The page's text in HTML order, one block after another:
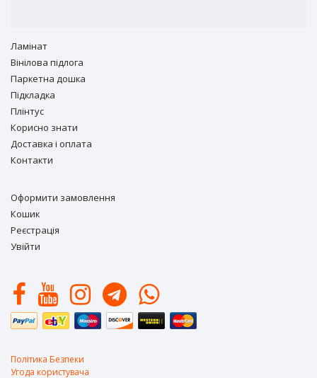
Ламiнат
Вiнiлова підлога
Паркетна дошка
Підкладка
Плінтус
Корисно знати
Доставка і оплата
Контакти
Оформити замовлення
Кошик
Реєстрація
Увійти
Політика Безпеки
Угода користувача